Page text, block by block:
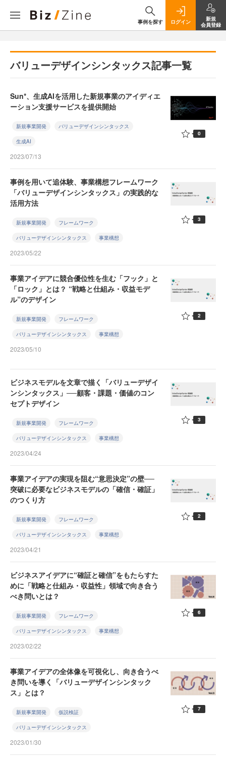
事例を探す ログイン
新規
会員登録
バリューデザインシンタックス記事一覧
Sun*、生成AIを活用した新規事業のアイディエ
ーション支援サービスを提供開始
新規事業開発 バリューデザインシンタックス
生成AI
2023/07/13
0
事例を用いて追体験、事業構想フレームワーク
「バリューデザインシンタックス」の実践的な
活用方法
新規事業開発 フレームワーク
バリューデザインシンタックス 事業構想
2023/05/22
3
事業アイデアに競合優位性を生む「フック」と
「ロック」とは？ “戦略と仕組み・収益モデ
ル”のデザイン
新規事業開発 フレームワーク
バリューデザインシンタックス 事業構想
2023/05/10
2
ビジネスモデルを文章で描く「バリューデザイ
ンシンタックス」──顧客・課題・価値のコン
セプトデザイン
新規事業開発 フレームワーク
バリューデザインシンタックス 事業構想
2023/04/24
3
事業アイデアの実現を阻む“意思決定”の壁──
突破に必要なビジネスモデルの「確信・確証」
のつくり方
新規事業開発 フレームワーク
バリューデザインシンタックス 事業構想
2023/04/21
2
ビジネスアイデアに“確証と確信”をもたらすた
めに「戦略と仕組み・収益性」領域で向き合う
べき問いとは？
新規事業開発 フレームワーク
バリューデザインシンタックス 事業構想
2023/02/22
6
事業アイデアの全体像を可視化し、向き合うべ
き問いを導く「バリューデザインシンタック
ス」とは？
新規事業開発 仮説検証
バリューデザインシンタックス
2023/01/30
7